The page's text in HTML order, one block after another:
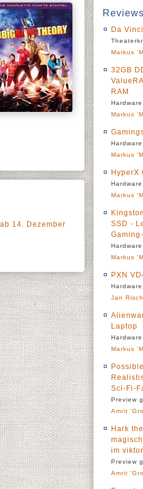
14. Dezember
Da
Markus
32GB
RAM
Markus
Markus
HyperX
Markus
SSD -
Markus
PXN
Jan
Laptop
Markus
Sci-Fi-
Preview
Amrit
Hark
im
Preview
Amrit